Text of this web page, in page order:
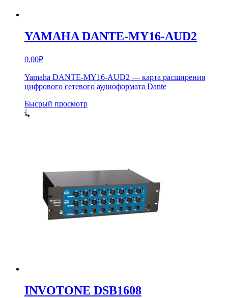
YAMAHA DANTE-MY16-AUD2
0.00₽
Yamaha DANTE-MY16-AUD2 — карта расширения
цифрового сетевого аудиоформата Dante
Бысрый просмотр
INVOTONE DSB1608